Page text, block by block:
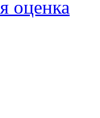
оценка